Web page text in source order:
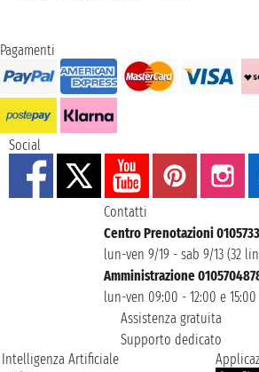
Pagamenti
Social
Contatti
Centro Prenotazioni
lun-ven 9/19 - sab 9/13 (32
Amministrazione
lun-ven 09:00 - 12:00 e 15:00
Assistenza gratuita
Supporto dedicato
Intelligenza Artificiale